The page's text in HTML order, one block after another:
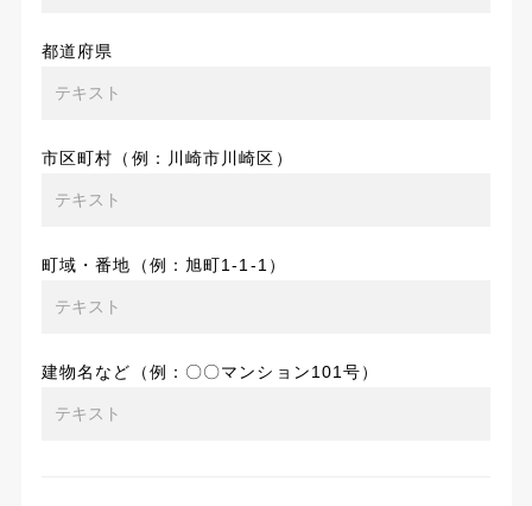
都道府県
市区町村（例：川崎市川崎区）
町域・番地（例：旭町1-1-1）
建物名など（例：〇〇マンション101号）